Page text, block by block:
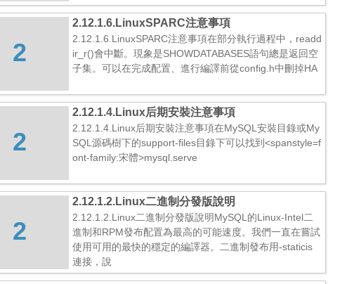
2
2.12.1.6.LinuxSPARC注意事項
2.12.1.6.LinuxSPARC注意事項在部分執行過程中，readd
ir_r()會中斷。現象是SHOWDATABASES語句總是返回空
子集。可以在完成配置、進行編譯前從config.h中刪掉HA
2
2.12.1.4.Linux后期安裝注意事項
2.12.1.4.Linux后期安裝注意事項在MySQL安裝目錄或My
SQL源碼樹下的support-files目錄下可以找到<spanstyle=f
ont-family:宋體>mysql.serve
2
2.12.1.2.Linux二進制分發版說明
2.12.1.2.Linux二進制分發版說明MySQL的Linux-Intel二
進制和RPM發布配置為最高的可能速度。我們一直在嘗試
使用可用的最快的穩定的編譯器。二進制發布用-staticis
連接，說